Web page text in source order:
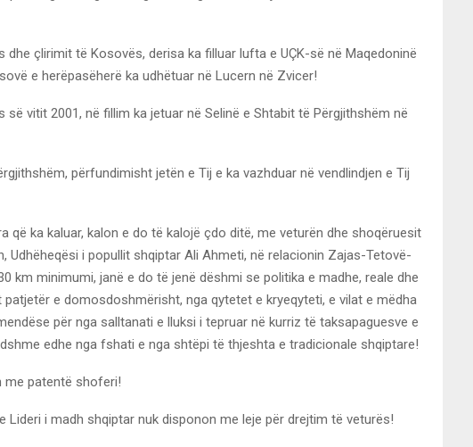
çlirimit të Kosovës, derisa ka filluar lufta e UÇK-së në Maqedoninë
e herëpasëherë ka udhëtuar në Lucern në Zvicer!
vitit 2001, në fillim ka jetuar në Selinë e Shtabit të Përgjithshëm në
përfundimisht jetën e Tij e ka vazhduar në vendlindjen e Tij
që ka kaluar, kalon e do të kalojë çdo ditë, me veturën dhe shoqëruesit
Udhëheqësi i popullit shqiptar Ali Ahmeti, në relacionin Zajas-Tetovë-
km minimumi, janë e do të jenë dëshmi se politika e madhe, reale dhe
patjetër e domosdoshmërisht, nga qytetet e kryeqyteti, e vilat e mëdha
për nga salltanati e lluksi i tepruar në kurriz të taksapaguesve e
edhe nga fshati e nga shtëpi të thjeshta e tradicionale shqiptare!
me patentë shoferi!
Lideri i madh shqiptar nuk disponon me leje për drejtim të veturës!